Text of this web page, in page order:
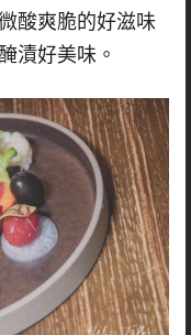
酸爽脆的好滋味
漬好美味。